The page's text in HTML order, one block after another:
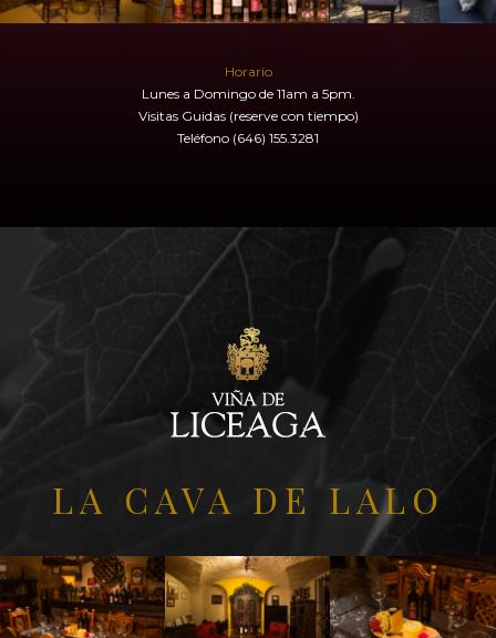
Horario
Lunes a Domingo de 11am a 5pm.
Visitas Guidas (reserve con tiempo)
Teléfono (646) 155.3281
LA CAVA DE LALO